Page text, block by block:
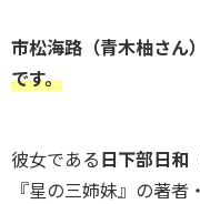
市松海路（青木柚さん）
です。
彼女である日下部日和
『星の三姉妹』の著者・